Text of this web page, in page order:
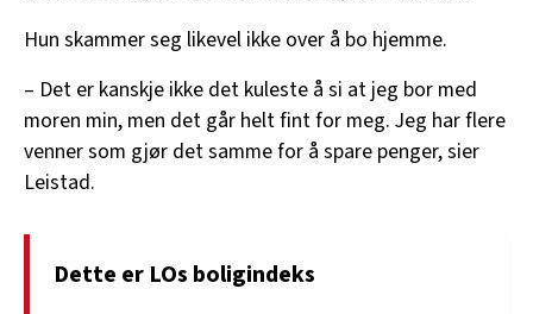
Hun skammer seg likevel ikke over å bo hjemme.
– Det er kanskje ikke det kuleste å si at jeg bor med
moren min, men det går helt fint for meg. Jeg har flere
venner som gjør det samme for å spare penger, sier
Leistad.
Dette er LOs boligindeks